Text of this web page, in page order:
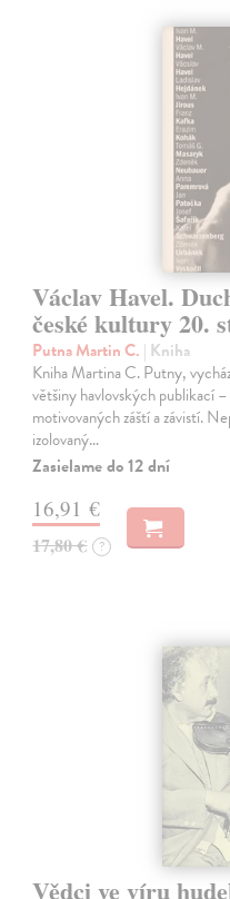
Václav Havel.
české kultury 20.
Putna Martin C. | Kniha
Kniha Martina C. Putny,
většiny havlovských publikací
motivovaných záští a závistí.
izolovaný…
Zasielame do 12 dní
16,91 €
17,80 € ?
Vědci ve víru